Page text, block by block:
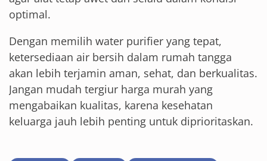
optimal.
Dengan memilih water purifier yang tepat,
ketersediaan air bersih dalam rumah tangga
akan lebih terjamin aman, sehat, dan berkualitas.
Jangan mudah tergiur harga murah yang
mengabaikan kualitas, karena kesehatan
keluarga jauh lebih penting untuk diprioritaskan.